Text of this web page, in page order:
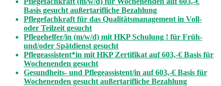
Basis gesucht außertarifliche Bezahlung
Pflegefachkraft für das Qualitätsmanagement in Voll-
oder Teilzeit gesucht
Pflegehelfer/in (m/w/d) mit HKP Schulung ! für Früh-
und/oder Spätdienst gesucht
Pflegeassistent*in mit HKP Zertifikat auf 603,-€ Basis für
Wochenenden gesucht
Gesundheits- und Pflegeassistent/in auf 603,-€ Basis für
Wochenenden gesucht außertarifliche Bezahlung